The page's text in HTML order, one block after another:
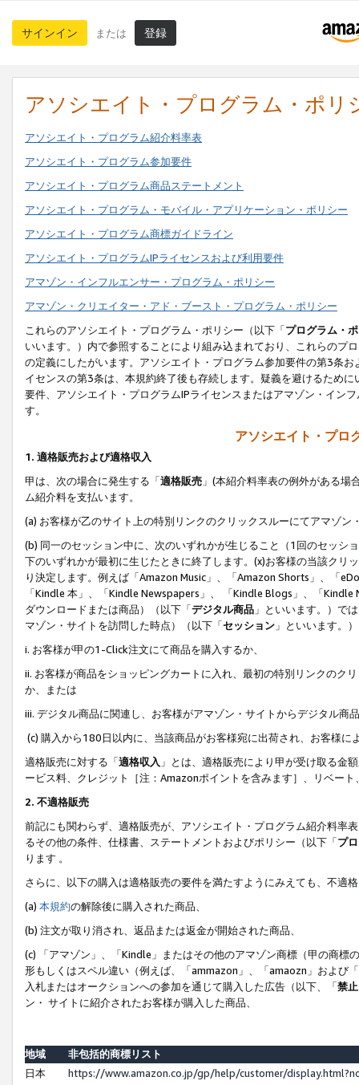
サインイン または 登録
アソシエイト・プログラム・ポリ
アソシエイト・プログラム紹介料率表
アソシエイト・プログラム参加要件
アソシエイト・プログラム商品ステートメント
アソシエイト・プログラム・モバイル・アプリケーション・ポリシー
アソシエイト・プログラム商標ガイドライン
アソシエイト・プログラムIPライセンスおよび利用要件
アマゾン・インフルエンサー・プログラム・ポリシー
アマゾン・クリエイター・アド・ブースト・プログラム・ポリシー
これらのアソシエイト・プログラム・ポリシー（以下「プログラム・
いいます。）内で参照することにより組み込まれており、これらのプ
の定義にしたがいます。アソシエイト・プログラム参加要件の第3条
イセンスの第3条は、本規約終了後も存続します。疑義を避けるため
要件、アソシエイト・プログラムIPライセンスまたはアマゾン・イン
す。
アソシエイト・プロ
1. 適格販売および適格収入
甲は、次の場合に発生する「適格販売 」(本紹介料率表の例外がある
ム紹介料を支払います。
(a) お客様が乙のサイト上の特別リンクのクリックスルーにてアマゾン
(b) 同一のセッション中に、次のいずれかが生じること（1回のセッシ
下のいずれかが最初に生じたときに終了します。(x)お客様の当該ク
り決定します。例えば「Amazon Music」、「Amazon Shorts」、「
「Kindle 本」、「Kindle Newspapers」、 「Kindle Blogs」、「
ダウンロードまたは商品）（以下「デジタル商品 」といいます。）で
マゾン・サイトを訪問した時点）（以下「セッション 」といいます。
i. お客様が甲の1-Click注文にて商品を購入するか、
ii. お客様が商品をショッピングカートに入れ、最初の特別リンクのク
か、または
iii. デジタル商品に関連し、お客様がアマゾン・サイトからデジタル
(c) 購入から180日以内に、当該商品がお客様宛に出荷され、お客様
適格販売に対する「適格収入 」とは、適格販売により甲が受け取る金
ービス料、クレジット［注：Amazonポイントを含みます］、リベー
2. 不適格販売
前記にも関わらず、適格販売が、アソシエイト・プログラム紹介料率
るその他の条件、仕様書、ステートメントおよびポリシー（以下「プ
ります 。
さらに、以下の購入は適格販売の要件を満たすようにみえても、不適
(a) 本規約の解除後に購入された商品、
(b) 注文が取り消され、返品または返金が開始された商品、
(c) 「アマゾン」、「Kindle」またはその他のアマゾン商標（甲の商
形もしくはスペル違い（例えば、「ammazon」、「amaozn」および
入札またはオークションへの参加を通じて購入した広告（以下、「禁
ン・ サイトに紹介されたお客様が購入した商品、
地域
非包括的商標リスト
日本
https://www.amazon.co.jp/gp/help/customer/